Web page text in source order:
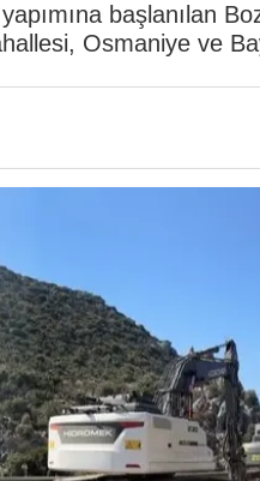
başlanılan
Osmaniye ve